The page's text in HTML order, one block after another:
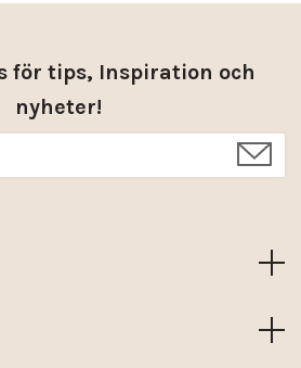
för tips, Inspiration och
nyheter!